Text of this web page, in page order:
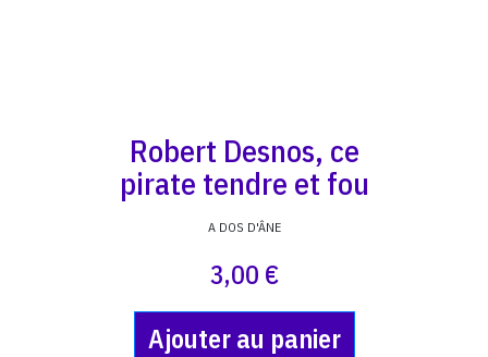
Robert Desnos, ce
pirate tendre et fou
A DOS D'ÂNE
3,00 €
Ajouter au panier